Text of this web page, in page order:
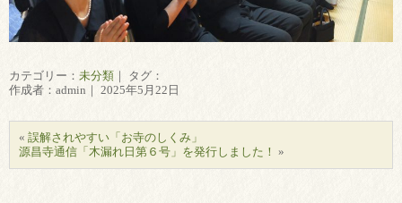
カテゴリー： 未分類 ｜ タグ：
作成者：admin｜ 2025年5月22日
« 誤解されやすい「お寺のしくみ」
源昌寺通信「木漏れ日第６号」を発行しました！ »